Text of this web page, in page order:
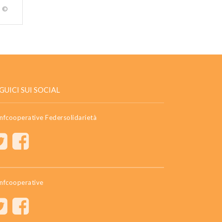
©
SUI SOCIAL
Federsolidarietà